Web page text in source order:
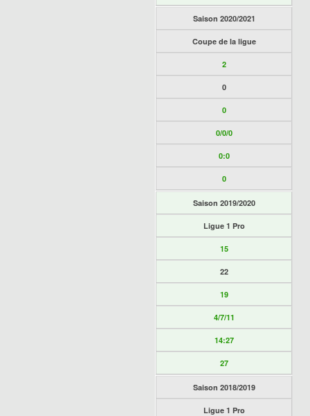
Saison 2020/2021
Coupe de la ligue
2
0
0
0/0/0
0:0
0
Saison 2019/2020
Ligue 1 Pro
15
22
19
4/7/11
14:27
27
Saison 2018/2019
Ligue 1 Pro